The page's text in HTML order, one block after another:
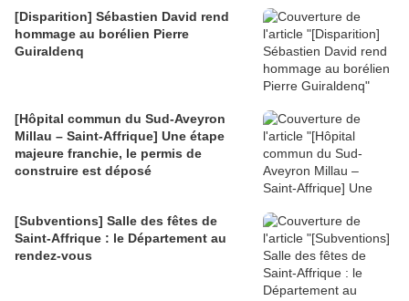
[Disparition] Sébastien David rend
hommage au borélien Pierre
Guiraldenq
[Hôpital commun du Sud-Aveyron
Millau – Saint-Affrique] Une étape
majeure franchie, le permis de
construire est déposé
[Subventions] Salle des fêtes de
Saint-Affrique : le Département au
rendez-vous